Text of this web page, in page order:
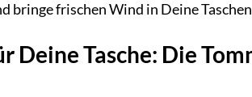
bringe frischen Wind in Deine
Deine Tasche: Die